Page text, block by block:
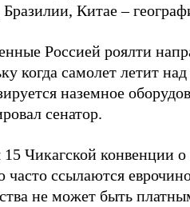
Китае –
Россией роялти
когда самолет летит
наземное
сенатор.
15 Чикагской конвенции
часто ссылаются
не может быть